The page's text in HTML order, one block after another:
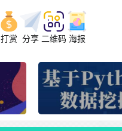
打赏 分享 二维码 海报